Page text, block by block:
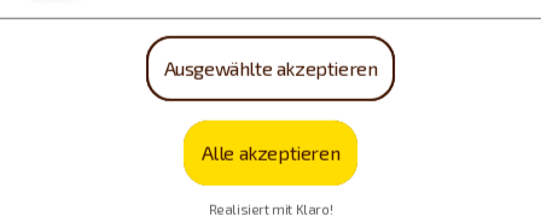
Ausgewählte akzeptieren
Alle akzeptieren
Realisiert mit Klaro!